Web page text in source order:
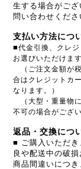
生する場合がご
問い合わせくださ
支払い方法につ
■代金引換、クレ
お選びいただけます
（ご注文金額が
合はクレジットカ
なります。）
（大型・重量物
不可の場合がござ
返品・交換につ
■ ご購入いただき
良や配送中の破損
商品間違いにつ